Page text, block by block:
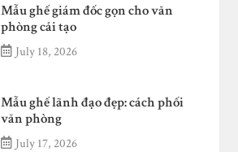
Mẫu ghế giám đốc gọn cho văn
phòng cải tạo
July 18, 2026
Mẫu ghế lãnh đạo đẹp: cách phối
văn phòng
July 17, 2026